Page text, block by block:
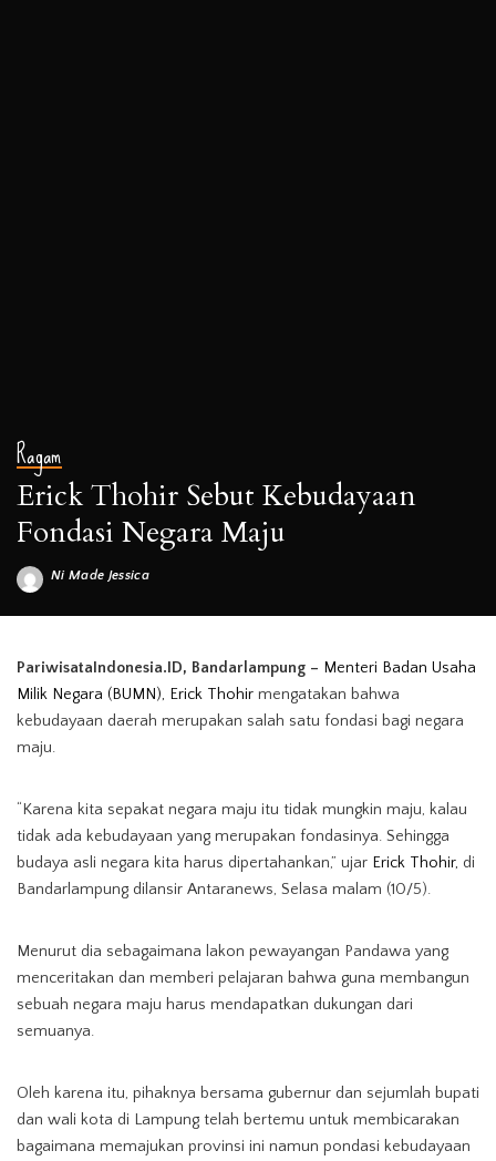
Istri silaturahmi dengan keluarga Presiden Jokowi di Istana Tampaksiring, Bali
(Foto: Media PI/Dok: HO-Kementerian BUMN)
Ragam
Erick Thohir Sebut Kebudayaan
Fondasi Negara Maju
Posted
Ni Made Jessica
PariwisataIndonesia.ID, Bandarlampung – Menteri Badan Usaha
Milik Negara (BUMN), Erick Thohir mengatakan bahwa
kebudayaan daerah merupakan salah satu fondasi bagi negara
maju.
“Karena kita sepakat negara maju itu tidak mungkin maju, kalau
tidak ada kebudayaan yang merupakan fondasinya. Sehingga
budaya asli negara kita harus dipertahankan,” ujar Erick Thohir, di
Bandarlampung dilansir Antaranews, Selasa malam (10/5).
Menurut dia sebagaimana lakon pewayangan Pandawa yang
menceritakan dan memberi pelajaran bahwa guna membangun
sebuah negara maju harus mendapatkan dukungan dari
semuanya.
Oleh karena itu, pihaknya bersama gubernur dan sejumlah bupati
dan wali kota di Lampung telah bertemu untuk membicarakan
bagaimana memajukan provinsi ini namun pondasi kebudayaan